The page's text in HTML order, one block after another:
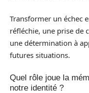
Transformer un échec
réfléchie, une prise de
une détermination à
futures situations.
Quel rôle joue la
notre identité ?